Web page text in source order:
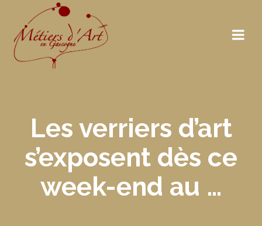
Les verriers d’art
s’exposent dès ce
week-end au …